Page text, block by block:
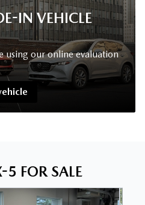
IN VEHICLE
using our online evaluation
5 FOR SALE